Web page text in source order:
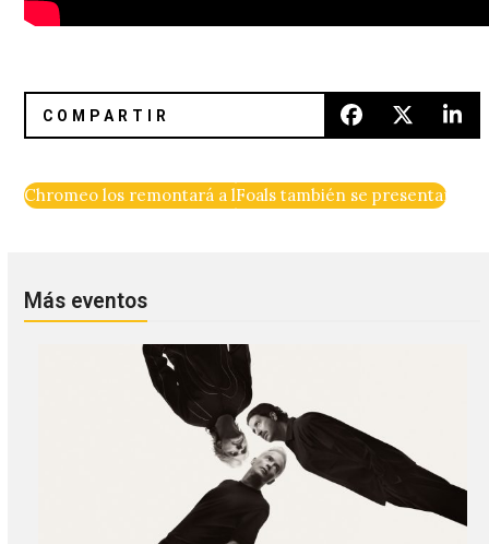
Chromeo los remontará a los ochenta junto a DJ Cassidy
Foals también se presentarán
Más eventos